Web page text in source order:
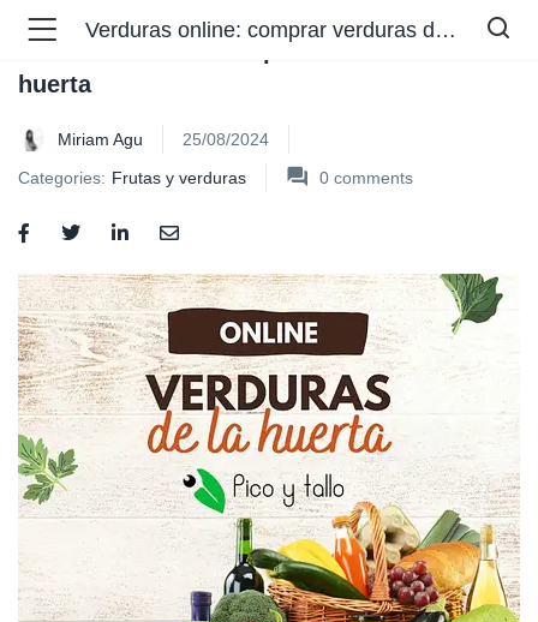
Verduras online: comprar verduras de la huerta
Verduras online: comprar verduras de la
huerta
Miriam Agu
25/08/2024
Categories: Frutas y verduras 0 comments